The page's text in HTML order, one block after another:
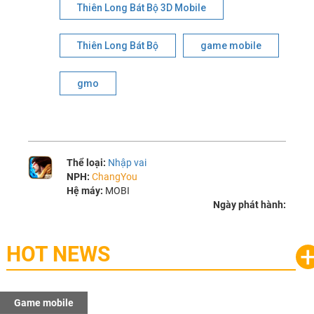
Thiên Long Bát Bộ 3D Mobile
Thiên Long Bát Bộ game mobile
gmo
Thể loại: Nhập vai
NPH:ChangYou
Hệ máy: MOBI
Ngày phát hành:
HOT NEWS
Game mobile